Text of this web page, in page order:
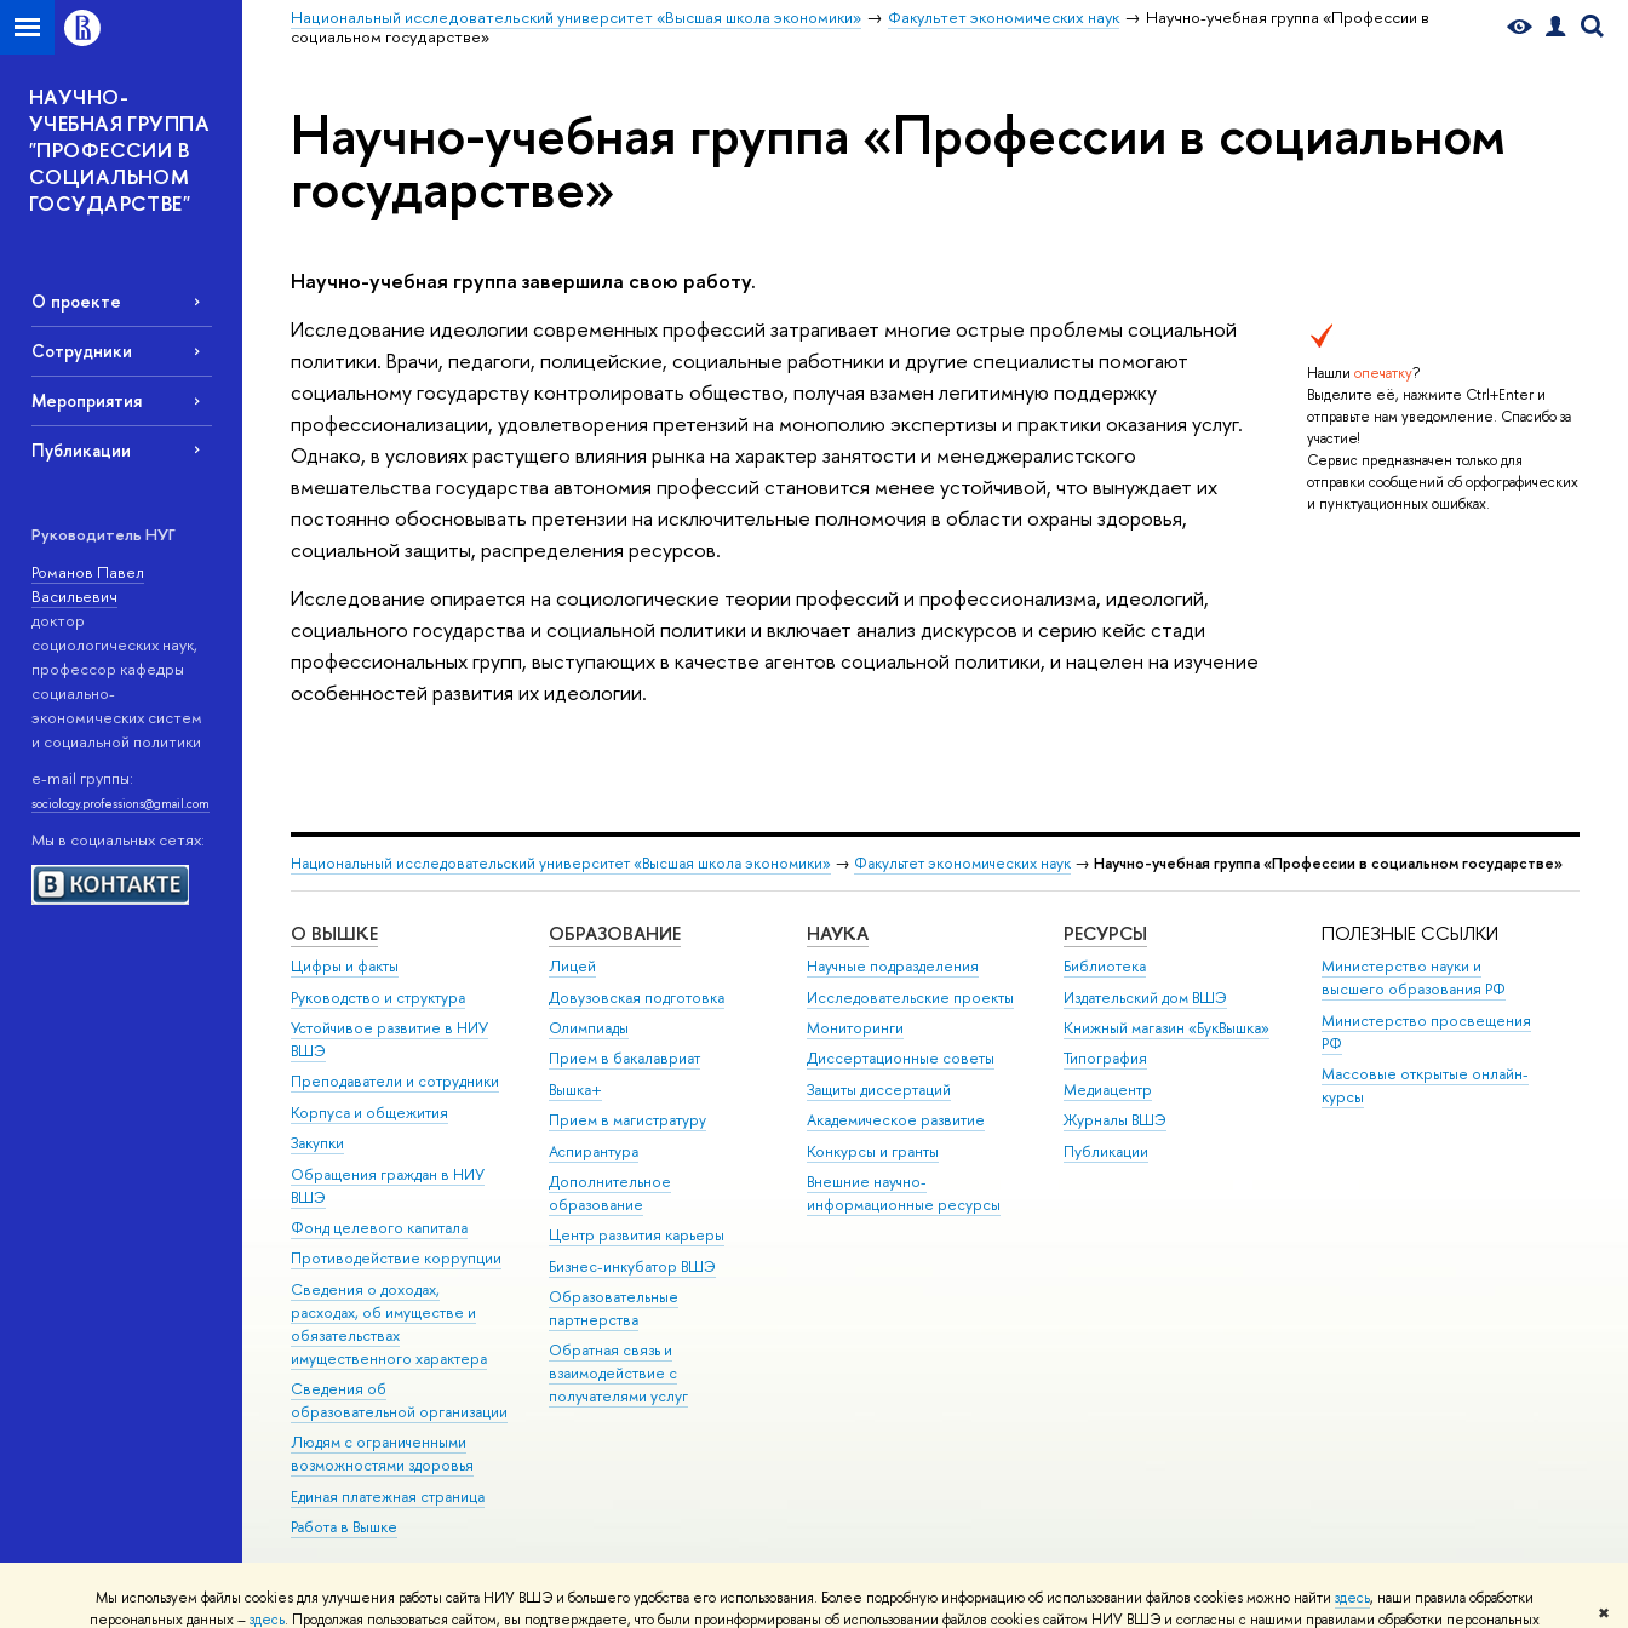
Мы используем файлы cookies для улучшения работы сайта НИУ ВШЭ и большего удобства его использования. Более подробную информацию об использовании файлов cookies можно найти здесь, наши правила обработки
персональных данных –здесь. Продолжая пользоваться сайтом, вы подтверждаете, что были проинформированы об использовании файлов cookies сайтом НИУ ВШЭ и согласны с нашими правилами обработки персональных ✖
Национальный исследовательский университет «Высшая школа экономики» Факультет экономических наук
Научно-учебная группа «Профессии в
социальном государстве»
НАУЧНО-
УЧЕБНАЯ ГРУППА
"ПРОФЕССИИ В
СОЦИАЛЬНОМ
ГОСУДАРСТВЕ"
О проекте
Сотрудники
Мероприятия
Публикации
Руководитель НУГ
Романов Павел
Васильевич
доктор
социологических наук,
профессор кафедры
социально-
экономических систем
и социальной политики
e-mail группы:
sociology.professions@gmail.com
Мы в социальных сетях:
Научно-учебная группа «Профессии в социальном
государстве»
Нашли опечатку?
Выделите её, нажмите Ctrl+Enter и
отправьте нам уведомление. Спасибо за
участие!
Сервис предназначен только для
отправки сообщений об орфографических
и пунктуационных ошибках.
Научно-учебная группа завершила свою работу.
Исследование идеологии современных профессий затрагивает многие острые проблемы социальной
политики. Врачи, педагоги, полицейские, социальные работники и другие специалисты помогают
социальному государству контролировать общество, получая взамен легитимную поддержку
профессионализации, удовлетворения претензий на монополию экспертизы и практики оказания услуг.
Однако, в условиях растущего влияния рынка на характер занятости и менеджералистского
вмешательства государства автономия профессий становится менее устойчивой, что вынуждает их
постоянно обосновывать претензии на исключительные полномочия в области охраны здоровья,
социальной защиты, распределения ресурсов.
Исследование опирается на социологические теории профессий и профессионализма, идеологий,
социального государства и социальной политики и включает анализ дискурсов и серию кейс стади
профессиональных групп, выступающих в качестве агентов социальной политики, и нацелен на изучение
особенностей развития их идеологии.
Национальный исследовательский университет «Высшая школа экономики» → Факультет экономических наук → Научно-учебная группа «Профессии в социальном государстве»
О ВЫШКЕ
Цифры и факты
Руководство и структура
Устойчивое развитие в НИУ
ВШЭ
Преподаватели и сотрудники
Корпуса и общежития
Закупки
Обращения граждан в НИУ
ВШЭ
Фонд целевого капитала
Противодействие коррупции
Сведения о доходах,
расходах, об имуществе и
обязательствах
имущественного характера
Сведения об
образовательной организации
Людям с ограниченными
возможностями здоровья
Единая платежная страница
Работа в Вышке
ОБРАЗОВАНИЕ
Лицей
Довузовская подготовка
Олимпиады
Прием в бакалавриат
Вышка+
Прием в магистратуру
Аспирантура
Дополнительное
образование
Центр развития карьеры
Бизнес-инкубатор ВШЭ
Образовательные
партнерства
Обратная связь и
взаимодействие с
получателями услуг
НАУКА
Научные подразделения
Исследовательские проекты
Мониторинги
Диссертационные советы
Защиты диссертаций
Академическое развитие
Конкурсы и гранты
Внешние научно-
информационные ресурсы
РЕСУРСЫ
Библиотека
Издательский дом ВШЭ
Книжный магазин «БукВышка»
Типография
Медиацентр
Журналы ВШЭ
Публикации
ПОЛЕЗНЫЕ ССЫЛКИ
Министерство науки и
высшего образования РФ
Министерство просвещения
РФ
Массовые открытые онлайн-
курсы
Редактору
© НИУ ВШЭ 1993–2026 Адреса и контакты Условия использования материалов Политика конфиденциальности Карта сайта
Шрифты HSE Sans и HSE Slab разработаны вШколе дизайна НИУ ВШЭ